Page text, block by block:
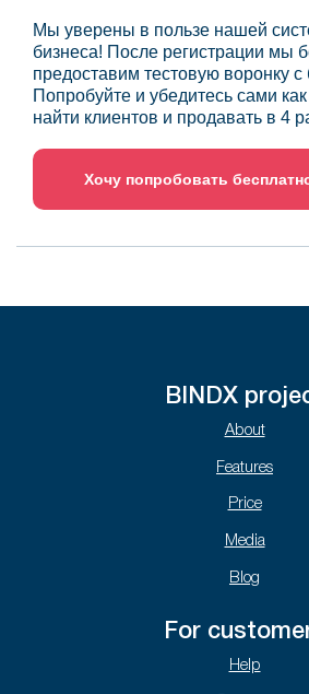
Мы уверены в пользе нашей
бизнеса! После регистрации мы
предоставим тестовую воронку с
Попробуйте и убедитесь сами
найти клиентов и продавать в 4
Хочу попробовать
BINDX
About
Features
Price
Media
Blog
For
Help